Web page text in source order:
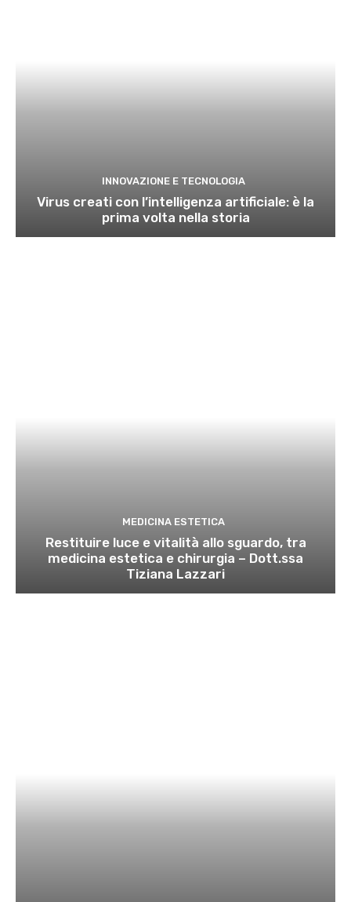
INNOVAZIONE E TECNOLOGIA
Virus creati con l’intelligenza artificiale: è la
prima volta nella storia
MEDICINA ESTETICA
Restituire luce e vitalità allo sguardo, tra
medicina estetica e chirurgia – Dott.ssa
Tiziana Lazzari